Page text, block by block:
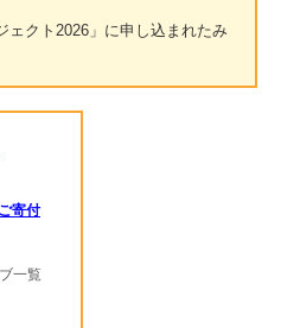
ェクト2026」に申し込まれたみ
寄付
一覧